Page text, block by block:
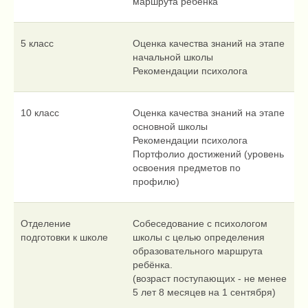
5 класс
Оценка качества знаний на этапе
начальной школы
Рекомендации психолога
10 класс
Оценка качества знаний на этапе
основной школы
Рекомендации психолога
Портфолио достижений (уровень
освоения предметов по
профилю)
Отделение
подготовки к школе
Собеседование с психологом
школы с целью определения
образовательного маршрута
ребёнка.
(возраст поступающих - не менее
5 лет 8 месяцев на 1 сентября)